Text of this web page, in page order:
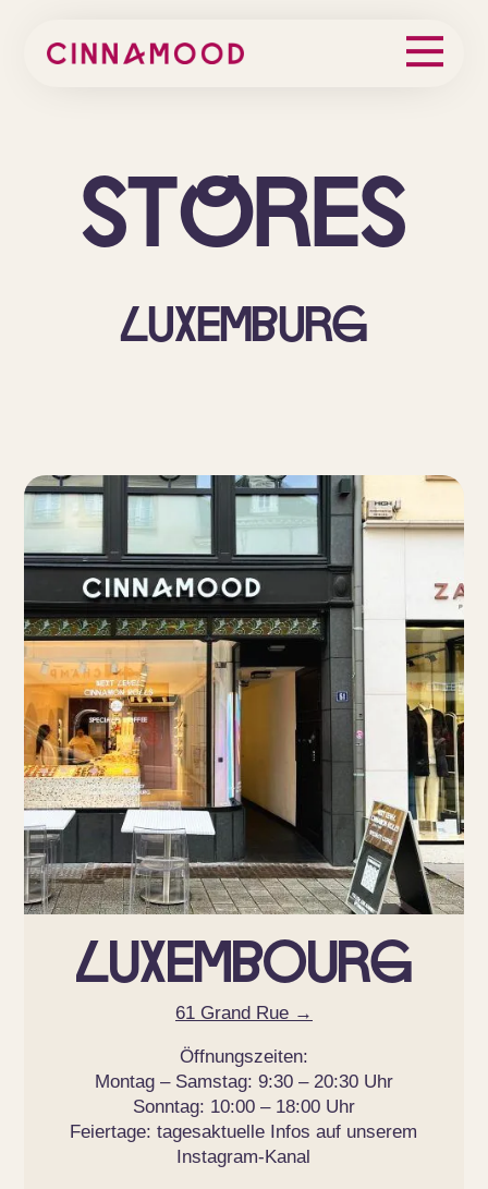
Stores
Luxemburg
Luxembourg
61 Grand Rue→
Öffnungszeiten:
Montag – Samstag: 9:30 – 20:30 Uhr
Sonntag: 10:00 – 18:00 Uhr
Feiertage: tagesaktuelle Infos auf unserem
Instagram-Kanal